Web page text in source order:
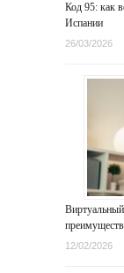
Код 95: как
Испании
26/03/2026
12/02/2026